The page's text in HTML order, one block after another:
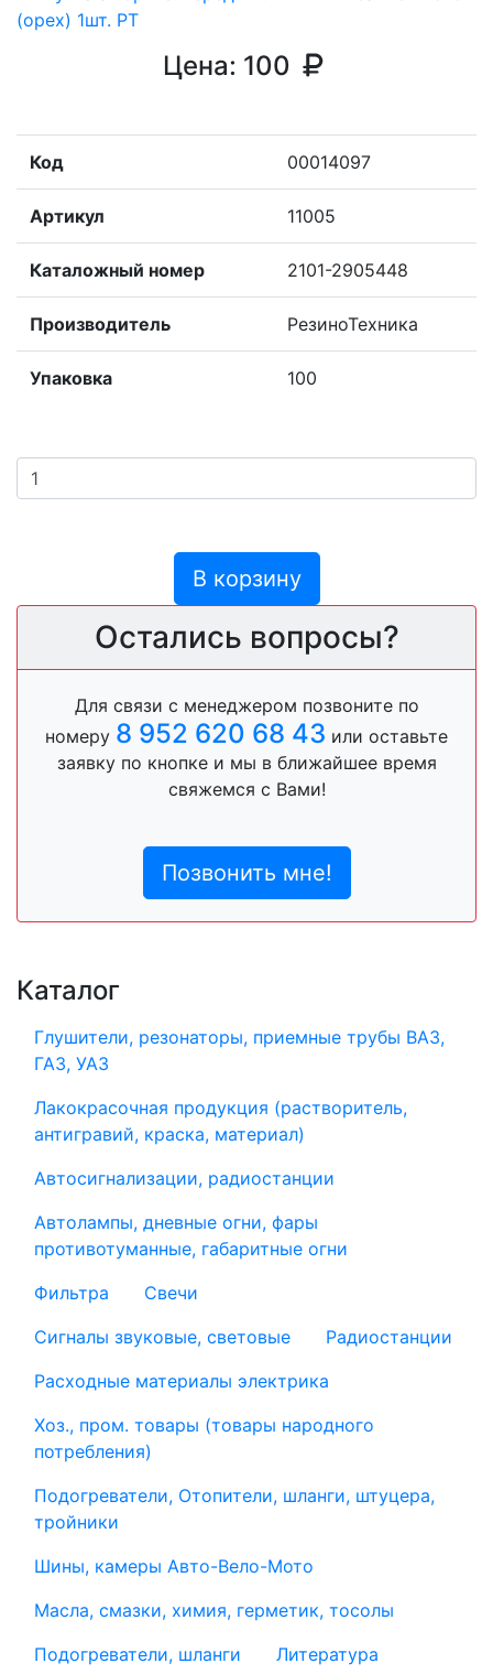
Цена: 100
Код 00014097
Артикул 11005
Каталожный номер 2101-2905448
Производитель РезиноТехника
Упаковка 100
В корзину
Остались вопросы?
Для связи с менеджером позвоните по
номеру 8 952 620 68 43 или оставьте
заявку по кнопке и мы в ближайшее время
свяжемся с Вами!
Позвонить мне!
Каталог
Глушители, резонаторы, приемные трубы ВАЗ,
ГАЗ, УАЗ
Лакокрасочная продукция (растворитель,
антигравий, краска, материал)
Автосигнализации, радиостанции
Автолампы, дневные огни, фары
противотуманные, габаритные огни
Фильтра
Свечи
Сигналы звуковые, световые
Радиостанции
Расходные материалы электрика
Хоз., пром. товары (товары народного
потребления)
Подогреватели, Отопители, шланги, штуцера,
тройники
Шины, камеры Авто-Вело-Мото
Масла, смазки, химия, герметик, тосолы
Подогреватели, шланги
Литература